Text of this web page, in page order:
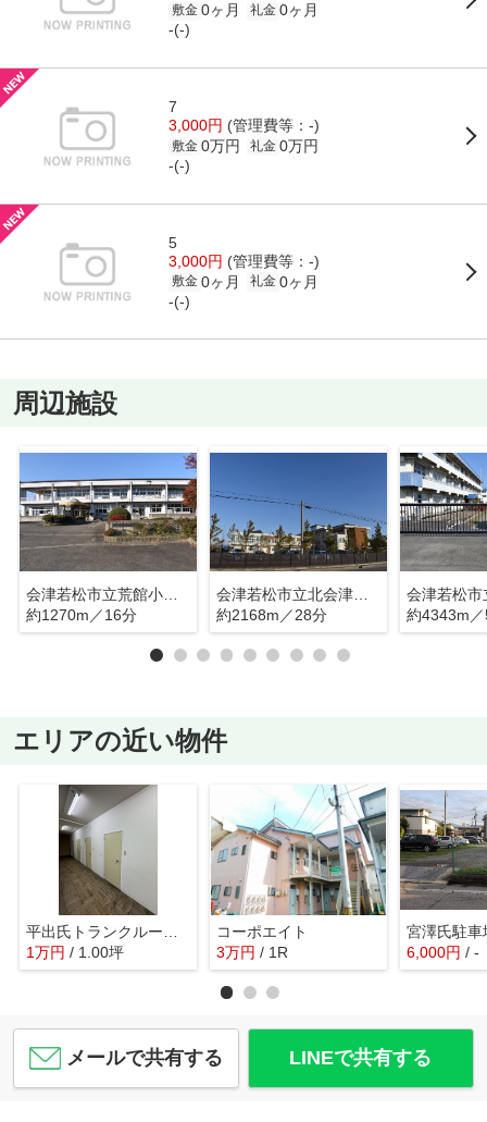
敷金 0ヶ月 礼金 0ヶ月
-(-)
7
3,000円 (管理費等：-)
敷金 0万円 礼金 0万円
-(-)
5
3,000円 (管理費等：-)
敷金 0ヶ月 礼金 0ヶ月
-(-)
周辺施設
会津若松市立荒館小学校
約1270m／16分
会津若松市立北会津中学校
約2168m／28分
約4343m
エリアの近い物件
平出氏トランクルーム(栄町)
1万円 / 1.00坪
コーポエイト
3万円 / 1R 6,000円 / -
メールで共有する LINEで共有する